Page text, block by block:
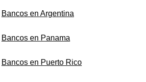
Bancos en Argentina
Bancos en Panama
Bancos en Puerto Rico